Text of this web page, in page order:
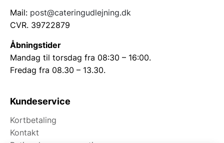
Mail: post@cateringudlejning.dk
CVR. 39722879
Åbningstider
Mandag til torsdag fra 08:30 – 16:00.
Fredag fra 08.30 – 13.30.
Kundeservice
Kortbetaling
Kontakt